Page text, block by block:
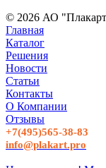
© 2026 АО
Главная
Каталог
Решения
Новости
Статьи
Контакты
О Компании
Отзывы
+7(495)565-38-83
info@plakart.pro